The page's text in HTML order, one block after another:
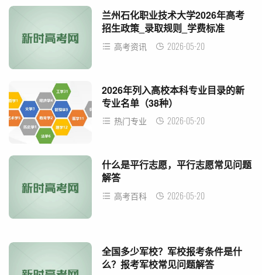
兰州石化职业技术大学2026年高考
招生政策_录取规则_学费标准
高考资讯 2026-05-20
2026年列入高校本科专业目录的新
专业名单（38种）
热门专业 2026-05-20
什么是平行志愿，平行志愿常见问题
解答
高考百科 2026-05-20
全国多少军校？军校报考条件是什
么？报考军校常见问题解答